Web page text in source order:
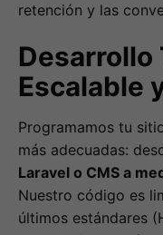
retención y las
Desarrollo
Escalable
Programamos tu
más adecuadas:
Laravel o CMS a
Nuestro código es
últimos estándares